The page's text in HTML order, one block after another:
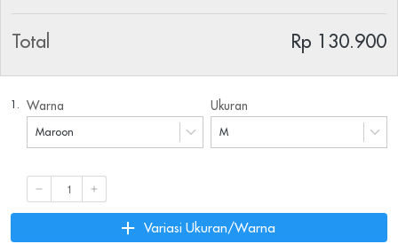
1. Warna
Maroon
Ukuran
M
` Variasi Ukuran/Warna
Total Rp 130.900